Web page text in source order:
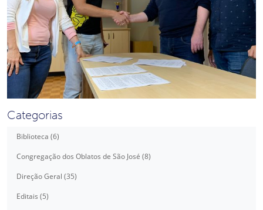
Categorias
Biblioteca (6)
Congregação dos Oblatos de São José (8)
Direção Geral (35)
Editais (5)